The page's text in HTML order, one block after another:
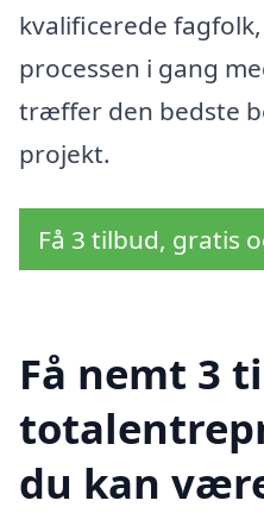
kvalificerede
processen i gang
træffer den bedste
projekt.
Få 3 tilbud, gratis
Få nemt 3
du kan